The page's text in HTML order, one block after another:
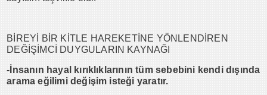
BİREYİ BİR KİTLE HAREKETİNE YÖNLENDİREN
DEĞİŞİMCİ DUYGULARIN KAYNAĞI
-İnsanın hayal kırıklıklarının tüm sebebini kendi dışında
arama eğilimi değişim isteği yaratır.